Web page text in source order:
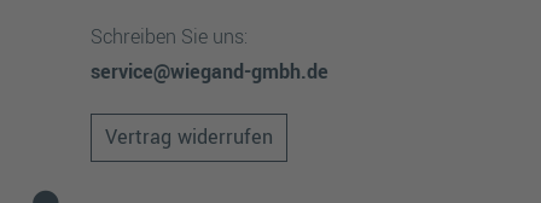
Schreiben Sie uns:
service@wiegand-gmbh.de
Vertrag widerrufen